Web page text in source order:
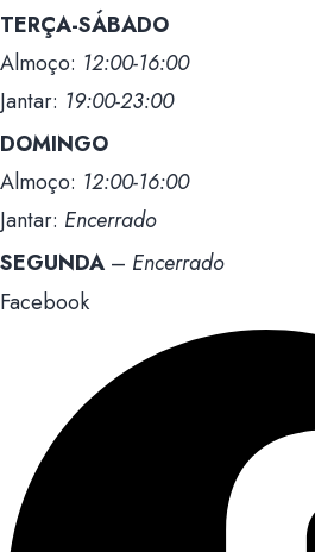
TERÇA-SÁBADO
Almoço: 12:00-16:00
Jantar: 19:00-23:00
DOMINGO
Almoço: 12:00-16:00
Jantar: Encerrado
SEGUNDA – Encerrado
Facebook